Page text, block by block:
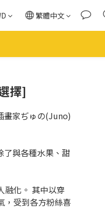
繁體中文
擇]
畫家ぢゅの(Juno)
與各種水果、甜
融化。 其中以穿
，受到各方粉絲喜